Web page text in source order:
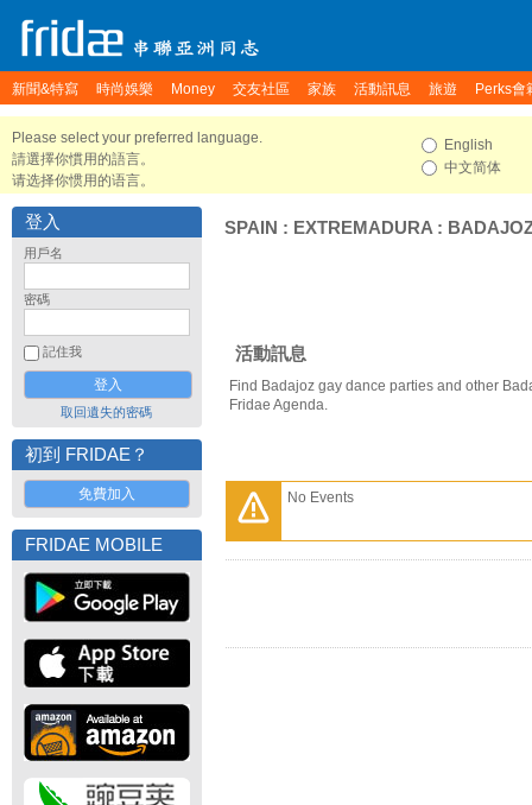
新聞&特寫 時尚娛樂 Money 交友社區 家族 活動訊息 旅遊 Perks會
Please select your preferred language.
請選擇你慣用的語言。
请选择你惯用的语言。
English
中文简体
登入
用戶名
密碼
記住我
取回遺失的密碼
初到 FRIDAE？
免費加入
FRIDAE MOBILE
SPAIN : EXTREMADURA :
活動訊息
Find Badajoz gay dance parties and other
Fridae Agenda.
No Events